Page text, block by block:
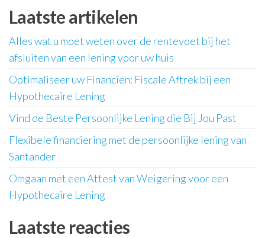
Laatste artikelen
Alles wat u moet weten over de rentevoet bij het
afsluiten van een lening voor uw huis
Optimaliseer uw Financiën: Fiscale Aftrek bij een
Hypothecaire Lening
Vind de Beste Persoonlijke Lening die Bij Jou Past
Flexibele financiering met de persoonlijke lening van
Santander
Omgaan met een Attest van Weigering voor een
Hypothecaire Lening
Laatste reacties